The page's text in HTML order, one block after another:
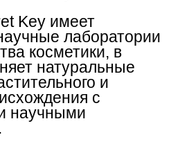
Key имеет
лаборатории
косметики, в
натуральные
и
с
научными